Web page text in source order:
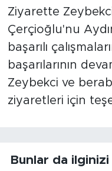
Ziyarette
Çerçioğlu'nu
başarılı
başarılarının
Zeybekci ve
ziyaretleri için
Bunlar da